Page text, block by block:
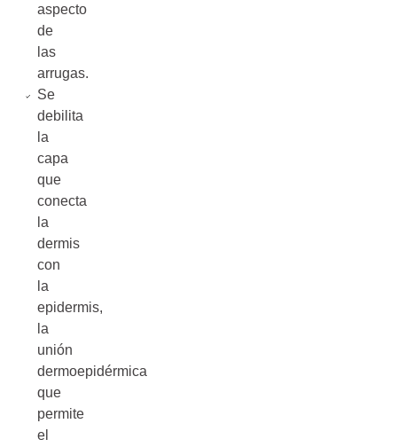
aspecto
de
las
arrugas.
Se
debilita
la
capa
que
conecta
la
dermis
con
la
epidermis,
la
unión
dermoepidérmica
que
permite
el